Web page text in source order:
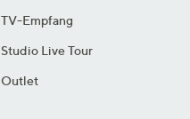
TV-Empfang
Studio Live Tour
Outlet